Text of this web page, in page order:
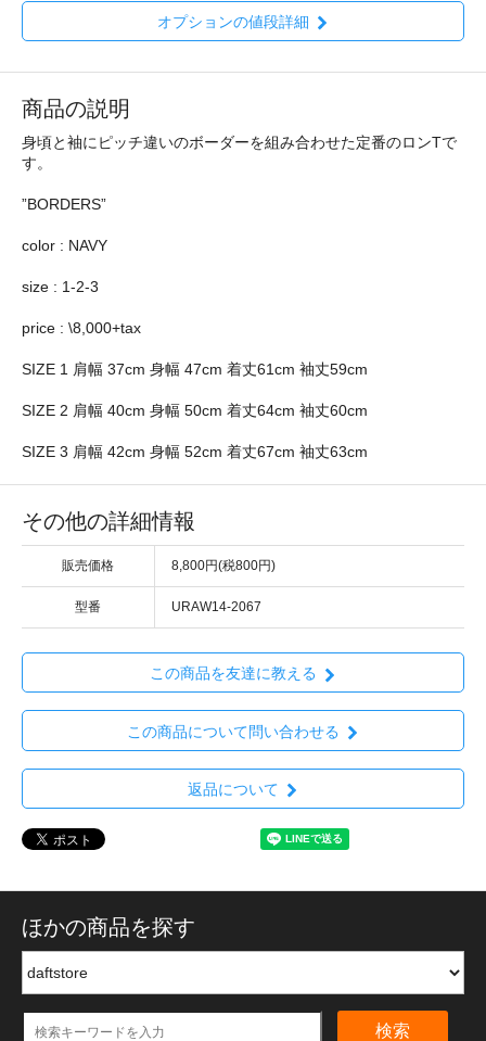
オプションの値段詳細
商品の説明
身頃と袖にピッチ違いのボーダーを組み合わせた定番のロンTで
す。
”BORDERS”
color : NAVY
size : 1-2-3
price : \8,000+tax
SIZE 1 肩幅 37cm 身幅 47cm 着丈61cm 袖丈59cm
SIZE 2 肩幅 40cm 身幅 50cm 着丈64cm 袖丈60cm
SIZE 3 肩幅 42cm 身幅 52cm 着丈67cm 袖丈63cm
その他の詳細情報
販売価格 8,800円(税800円)
型番 URAW14-2067
この商品を友達に教える
この商品について問い合わせる
返品について
ほかの商品を探す
検索